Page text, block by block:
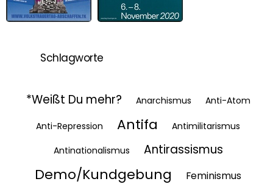
Schlagworte
*Weißt Du mehr? Anarchismus Anti-Atom
Anti-Repression Antifa
Antimilitarismus
Antinationalismus
Antirassismus
Demo/Kundgebung Feminismus